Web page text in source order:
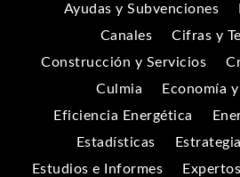
Ayudas y Subvenciones
Canales
Cifras y
Construcción y Servicios
Culmia
Economía
Eficiencia Energética
Estadísticas
Estudios e Informes
Expertos